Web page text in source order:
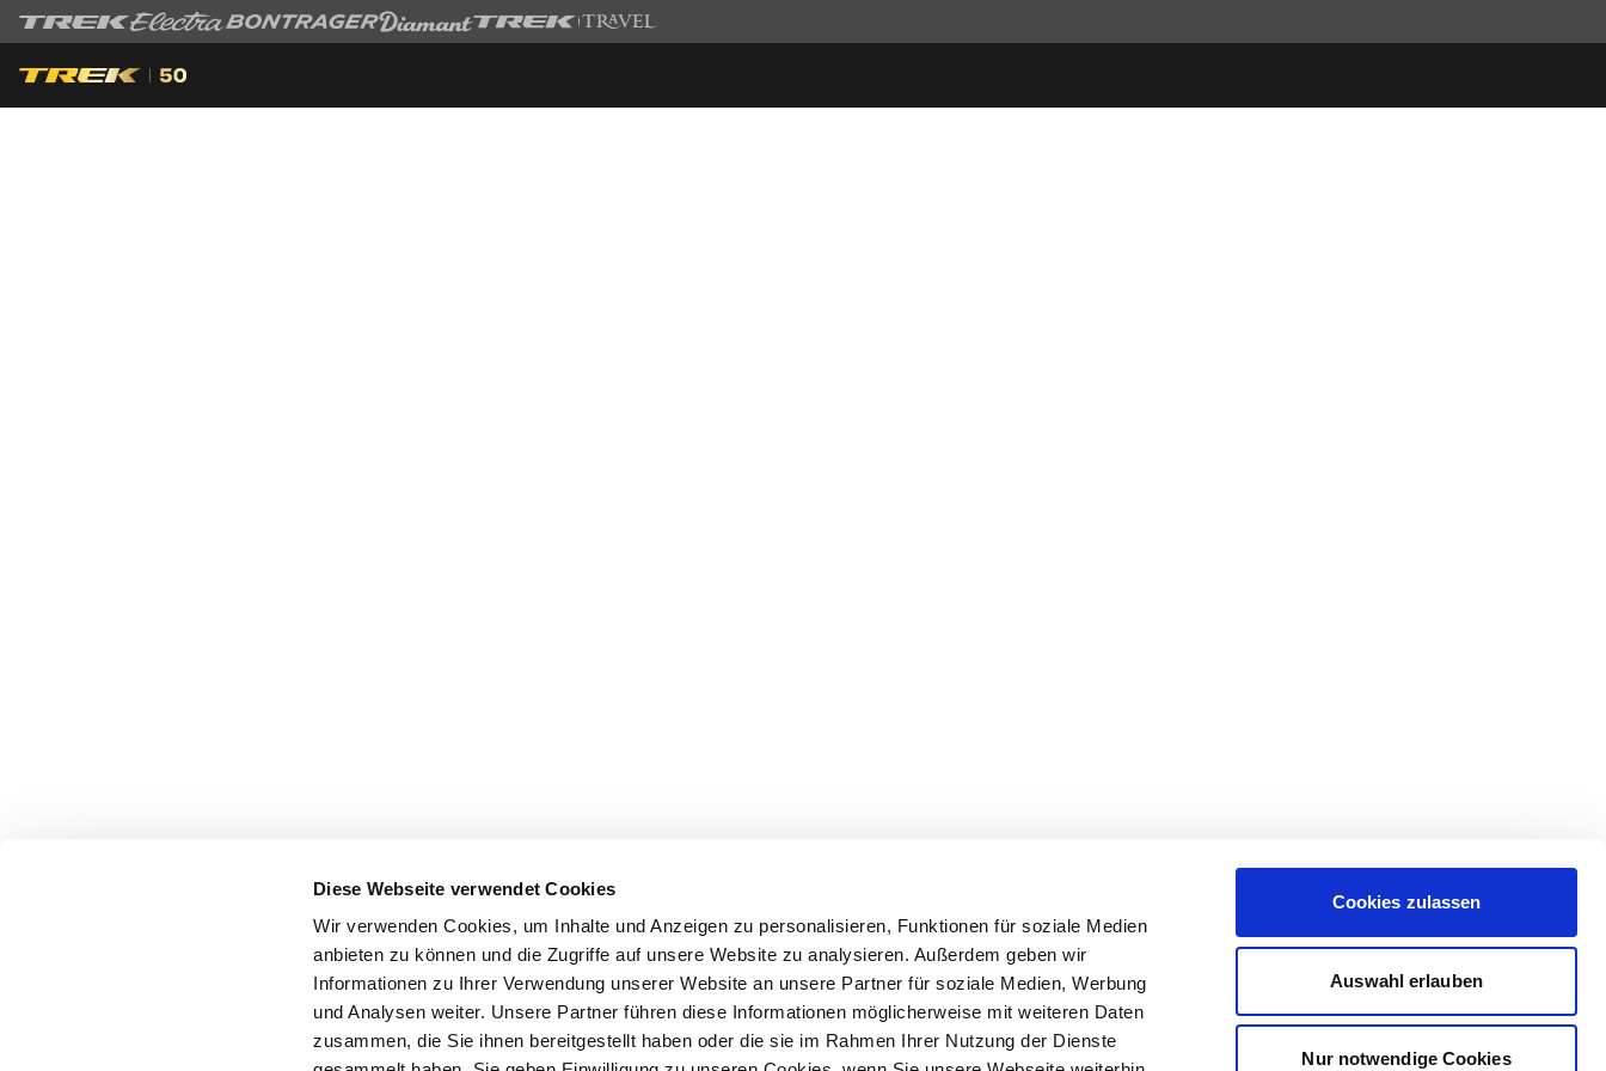
Diese Webseite verwendet Cookies
Wir verwenden Cookies, um Inhalte und Anzeigen zu personalisieren, Funktionen für soziale Medien
anbieten zu können und die Zugriffe auf unsere Website zu analysieren. Außerdem geben wir
Informationen zu Ihrer Verwendung unserer Website an unsere Partner für soziale Medien, Werbung
und Analysen weiter. Unsere Partner führen diese Informationen möglicherweise mit weiteren Daten
zusammen, die Sie ihnen bereitgestellt haben oder die sie im Rahmen Ihrer Nutzung der Dienste
Cookies zulassen
Auswahl erlauben
Nur notwendige Cookies